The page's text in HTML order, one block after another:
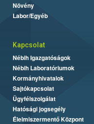
Növény
Labor/Egyéb
Kapcsolat
Nébih Igazgatóságok
Nébih Laboratóriumok
Kormányhivatalok
Sajtókapcsolat
Ügyfélszolgálat
Hatósági jogsegély
Élelmiszermentő Központ